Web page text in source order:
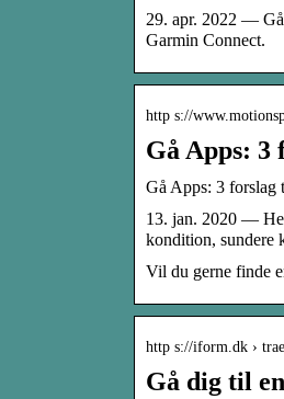
29. apr. 2022 —
Garmin Connect.
http s://
Gå Apps:
Gå Apps: 3 forslag
13. jan. 2020 —
kondition, sundere
Vil du gerne finde
http s://iform.dk ›
Gå dig til